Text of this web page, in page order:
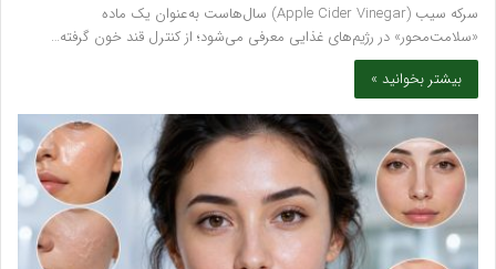
سرکه سیب (Apple Cider Vinegar) سال‌هاست به‌عنوان یک ماده
«سلامت‌محور» در رژیم‌های غذایی معرفی می‌شود؛ از کنترل قند خون گرفته…
بیشتر بخوانید »